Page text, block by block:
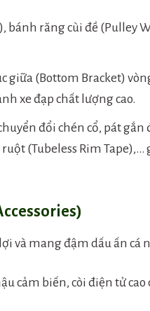
bánh răng cùi đề (Pulley
giữa (Bottom Bracket)
xe đạp chất lượng cao.
đổi chén cổ, pát
(Tubeless Rim Tape),…
và mang đậm dấu ấn cá
cảm biến, còi điện tử